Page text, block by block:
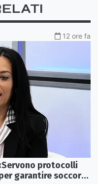
12 ore fa
protocolli
garantire soccorsi